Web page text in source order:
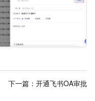
下一篇： 开通飞书OA审批